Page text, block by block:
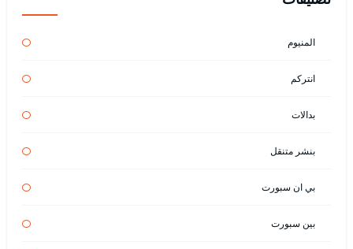
المنيوم
انتركم
بدالات
بنشر متنقل
بي ان سبورت
بين سبورت